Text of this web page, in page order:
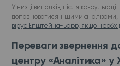
У низці випадків, після
доповнюватися іншими
вірус Епштейна-Барр, якщо
Переваги звернення
центру «Аналітика» у